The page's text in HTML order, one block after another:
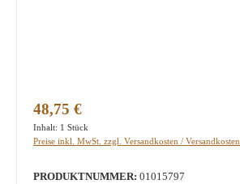
Regulärer Preis:
48,75 €
Inhalt: 1 Stück
Preise inkl. MwSt. zzgl. Versandkosten /
PRODUKTNUMMER: 01015797